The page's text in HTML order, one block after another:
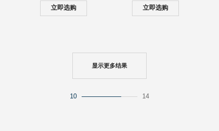
立即选购 立即选购
显示更多结果
10 14